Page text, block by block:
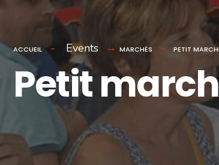
ACCUEIL Events MARCHÉS PETIT
Petit